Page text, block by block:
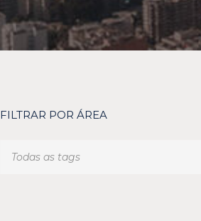
FILTRAR POR ÁREA